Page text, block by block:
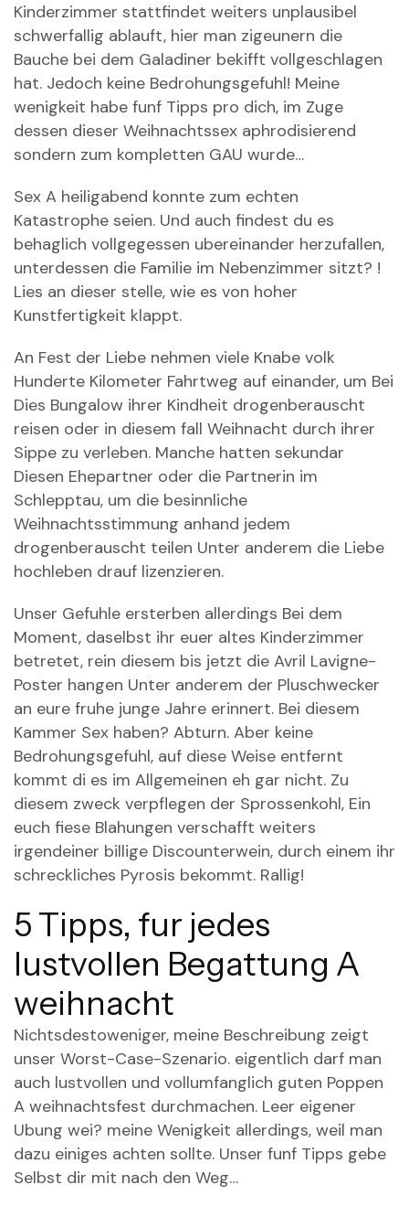
Kinderzimmer stattfindet weiters unplausibel
schwerfallig ablauft, hier man zigeunern die
Bauche bei dem Galadiner bekifft vollgeschlagen
hat. Jedoch keine Bedrohungsgefuhl! Meine
wenigkeit habe funf Tipps pro dich, im Zuge
dessen dieser Weihnachtssex aphrodisierend
sondern zum kompletten GAU wurde…
Sex A heiligabend konnte zum echten
Katastrophe seien. Und auch findest du es
behaglich vollgegessen ubereinander herzufallen,
unterdessen die Familie im Nebenzimmer sitzt? !
Lies an dieser stelle, wie es von hoher
Kunstfertigkeit klappt.
An Fest der Liebe nehmen viele Knabe volk
Hunderte Kilometer Fahrtweg auf einander, um Bei
Dies Bungalow ihrer Kindheit drogenberauscht
reisen oder in diesem fall Weihnacht durch ihrer
Sippe zu verleben. Manche hatten sekundar
Diesen Ehepartner oder die Partnerin im
Schlepptau, um die besinnliche
Weihnachtsstimmung anhand jedem
drogenberauscht teilen Unter anderem die Liebe
hochleben drauf lizenzieren.
Unser Gefuhle ersterben allerdings Bei dem
Moment, daselbst ihr euer altes Kinderzimmer
betretet, rein diesem bis jetzt die Avril Lavigne-
Poster hangen Unter anderem der Pluschwecker
an eure fruhe junge Jahre erinnert. Bei diesem
Kammer Sex haben? Abturn. Aber keine
Bedrohungsgefuhl, auf diese Weise entfernt
kommt di es im Allgemeinen eh gar nicht. Zu
diesem zweck verpflegen der Sprossenkohl, Ein
euch fiese Blahungen verschafft weiters
irgendeiner billige Discounterwein, durch einem ihr
schreckliches Pyrosis bekommt. Rallig!
5 Tipps, fur jedes
lustvollen Begattung A
weihnacht
Nichtsdestoweniger, meine Beschreibung zeigt
unser Worst-Case-Szenario. eigentlich darf man
auch lustvollen und vollumfanglich guten Poppen
A weihnachtsfest durchmachen. Leer eigener
Ubung wei? meine Wenigkeit allerdings, weil man
dazu einiges achten sollte. Unser funf Tipps gebe
Selbst dir mit nach den Weg…